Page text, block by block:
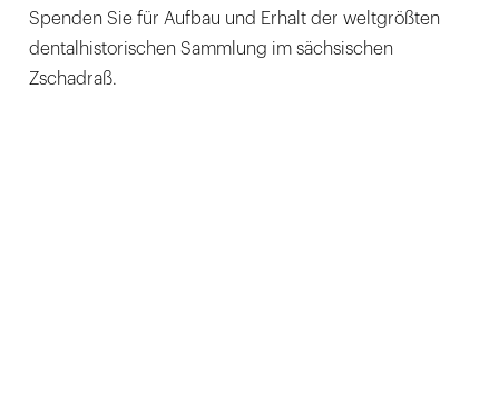
Spenden Sie für Aufbau und Erhalt der weltgrößten
dentalhistorischen Sammlung im sächsischen
Zschadraß.